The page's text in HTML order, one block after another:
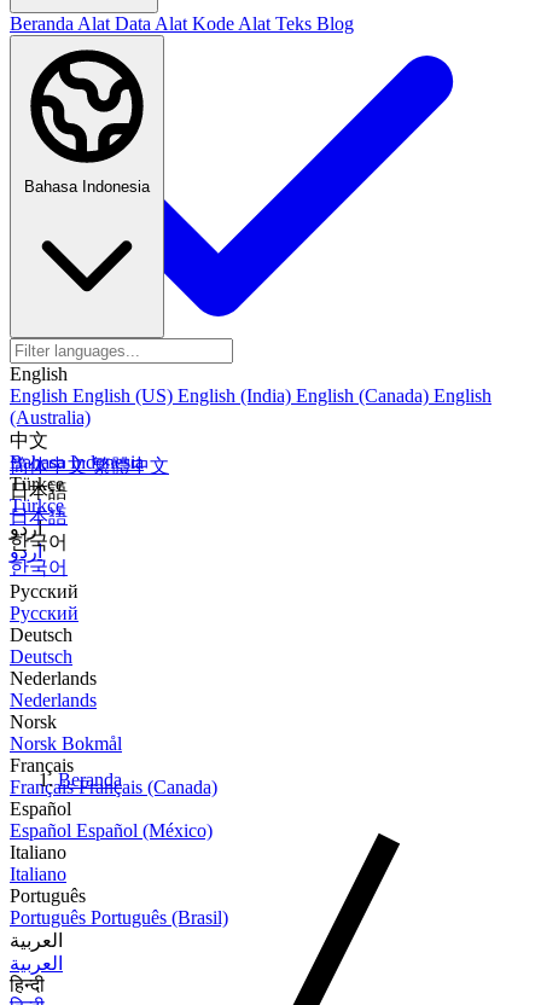
Bahasa Indonesia
Türkçe
Türkçe
اردو
اردو
Beranda Alat Data Alat Kode Alat Teks Blog
Bahasa Indonesia
English
English English (US) English (India) English (Canada) English
(Australia)
中文
简体中文繁體中文
日本語
日本語
한국어
한국어
Русский
Русский
Deutsch
Deutsch
Nederlands
Nederlands
Norsk
Norsk Bokmål
Français
FrançaisFrançais (Canada)
Español
Español Español (México)
Italiano
Italiano
Português
Português Português (Brasil)
العربية
العربية
हिन्दी
Beranda